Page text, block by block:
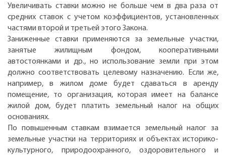
Увеличивать ставки можно не больше чем в два раза от
средних ставок с учетом коэффициентов, установленных
частями второй и третьей этого Закона.
Заниженные ставки применяются за земельные участки,
занятые жилищным фондом, кооперативными
автостоянками и др., но использование земли при этом
должно соответствовать целевому назначению. Если же,
например, в жилом доме будет сдаваться в аренду
помещение, то организация, которая имеет на балансе
жилой дом, будет платить земельный налог на общих
основаниях.
По повышенным ставкам взимается земельный налог за
земельные участки на территориях и объектах историко-
культурного, природоохранного, оздоровительного и